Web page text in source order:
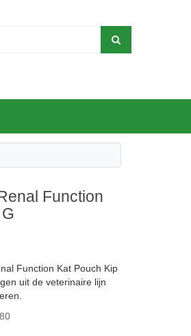
Function
Function Kat Pouch Kip
uit de veterinaire lijn